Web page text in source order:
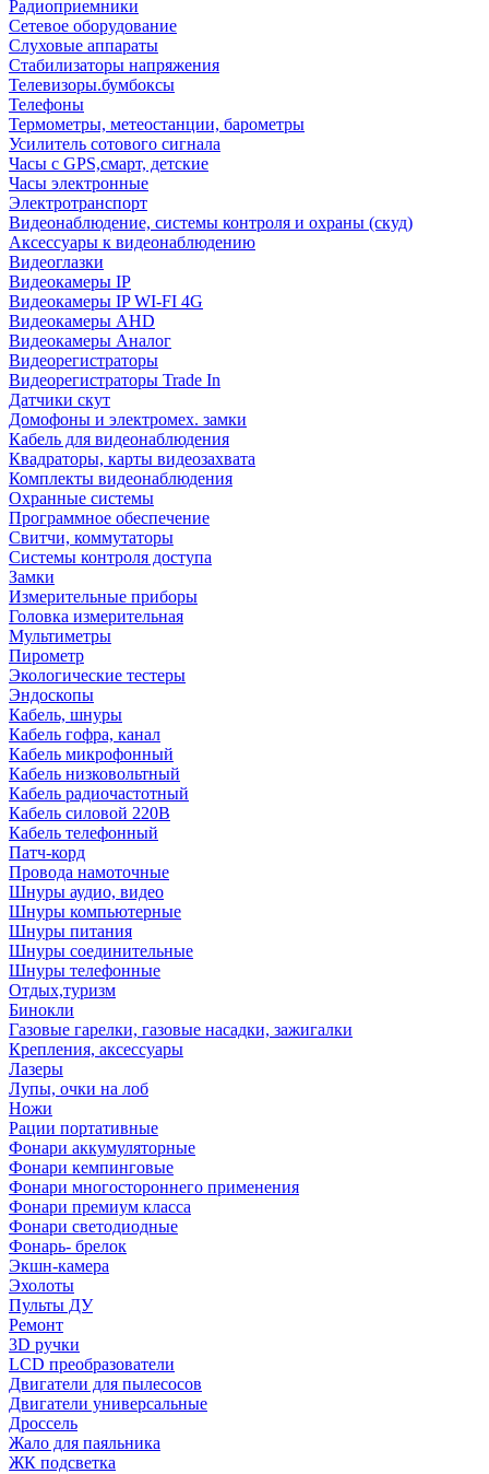
Радиоприемники
Сетевое оборудование
Слуховые аппараты
Стабилизаторы напряжения
Телевизоры.бумбоксы
Телефоны
Термометры, метеостанции, барометры
Усилитель сотового сигнала
Часы с GPS,смарт, детские
Часы электронные
Электротранспорт
Видеонаблюдение, системы контроля и охраны (скуд)
Аксессуары к видеонаблюдению
Видеоглазки
Видеокамеры IP
Видеокамеры IP WI-FI 4G
Видеокамеры AHD
Видеокамеры Аналог
Видеорегистраторы
Видеорегистраторы Trade In
Датчики скут
Домофоны и электромех. замки
Кабель для видеонаблюдения
Квадраторы, карты видеозахвата
Комплекты видеонаблюдения
Охранные системы
Программное обеспечение
Свитчи, коммутаторы
Системы контроля доступа
Замки
Измерительные приборы
Головка измерительная
Мультиметры
Пирометр
Экологические тестеры
Эндоскопы
Кабель, шнуры
Кабель гофра, канал
Кабель микрофонный
Кабель низковольтный
Кабель радиочастотный
Кабель силовой 220В
Кабель телефонный
Патч-корд
Провода намоточные
Шнуры аудио, видео
Шнуры компьютерные
Шнуры питания
Шнуры соединительные
Шнуры телефонные
Отдых,туризм
Бинокли
Газовые гарелки, газовые насадки, зажигалки
Крепления, аксессуары
Лазеры
Лупы, очки на лоб
Ножи
Рации портативные
Фонари аккумуляторные
Фонари кемпинговые
Фонари многостороннего применения
Фонари премиум класса
Фонари светодиодные
Фонарь- брелок
Экшн-камера
Эхолоты
Пульты ДУ
Ремонт
3D ручки
LCD преобразователи
Двигатели для пылесосов
Двигатели универсальные
Дроссель
Жало для паяльника
ЖК подсветка